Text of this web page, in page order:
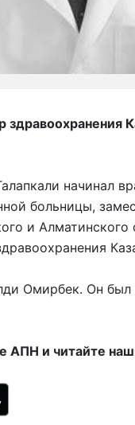
начинал
больницы,
и Алматинского
Омирбек. Он
АПН и читайте